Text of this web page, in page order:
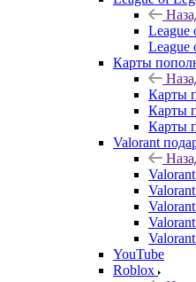
League
League
Карты
Карты
Карты
Карты
Valorant
YouTube
Roblox